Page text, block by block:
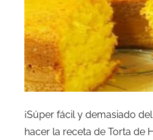
¡Súper fácil y demasiado
hacer la receta de Torta de